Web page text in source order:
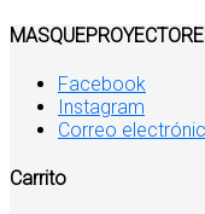
Facebook
Instagram
Correo
Carrito